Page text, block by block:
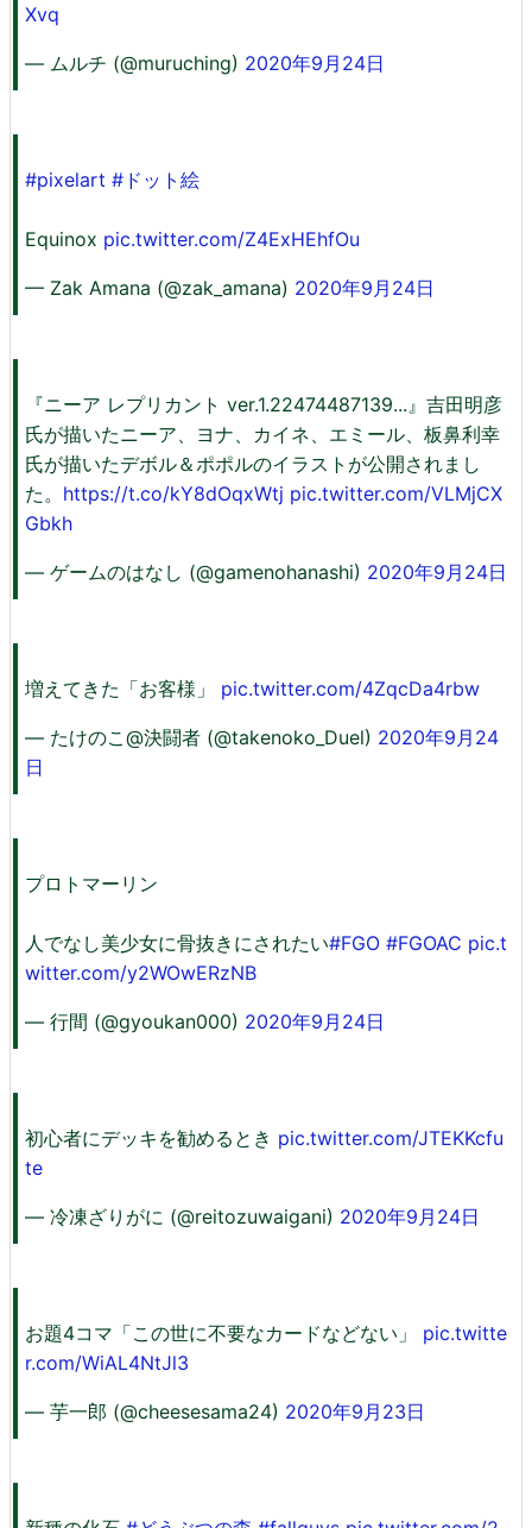
Xvq
— ムルチ (@muruching) 2020年9月24日
#pixelart #ドット絵
Equinox pic.twitter.com/Z4ExHEhfOu
— Zak Amana (@zak_amana) 2020年9月24日
『ニーア レプリカント ver.1.22474487139...』吉田明彦
氏が描いたニーア、ヨナ、カイネ、エミール、板鼻利幸
氏が描いたデボル＆ポポルのイラストが公開されまし
た。 https://t.co/kY8dOqxWtj pic.twitter.com/VLMjCX
Gbkh
— ゲームのはなし (@gamenohanashi) 2020年9月24日
増えてきた「お客様」 pic.twitter.com/4ZqcDa4rbw
— たけのこ@決闘者 (@takenoko_Duel) 2020年9月24
日
プロトマーリン
人でなし美少女に骨抜きにされたい#FGO #FGOAC pic.t
witter.com/y2WOwERzNB
— 行間 (@gyoukan000) 2020年9月24日
初心者にデッキを勧めるとき pic.twitter.com/JTEKKcfu
te
— 冷凍ざりがに (@reitozuwaigani) 2020年9月24日
お題4コマ「この世に不要なカードなどない」 pic.twitte
r.com/WiAL4NtJl3
— 芋一郎 (@cheesesama24) 2020年9月23日